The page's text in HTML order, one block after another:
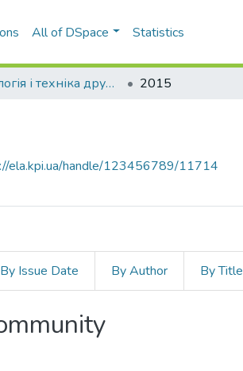
All of DSpace Statistics
Технологія і техніка друкарства 2015
ela.kpi.ua/handle/123456789/11714
By Issue Date By Author By Title